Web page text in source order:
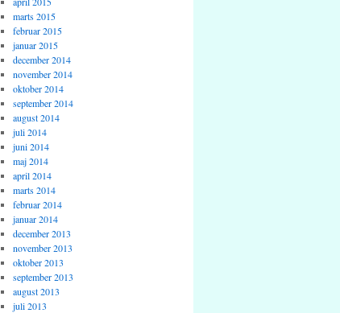
marts 2015
februar 2015
januar 2015
december 2014
november 2014
oktober 2014
september 2014
august 2014
juli 2014
juni 2014
maj 2014
april 2014
marts 2014
februar 2014
januar 2014
december 2013
november 2013
oktober 2013
september 2013
august 2013
juli 2013